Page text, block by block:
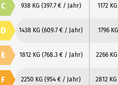
C 938 KG (397.7 € / Jahr) 1172 KG
D 1438 KG (609.7 € / Jahr) 1796 KG
E 1812 KG (768.3 € / Jahr) 2266 KG
F 2250 KG (954 € / Jahr) 2812 KG